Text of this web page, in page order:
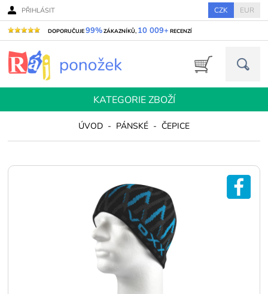
PŘIHLÁSIT CZK EUR
DOPORUČUJE99%ZÁKAZNÍKŮ, 10 009+ RECENZÍ
KATEGORIE ZBOŽÍ
ÚVOD - PÁNSKÉ - ČEPICE